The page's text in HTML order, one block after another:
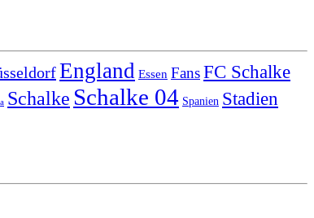
England Essen FansFC Schalke
Schalke Schalke 04 Spanien Stadien